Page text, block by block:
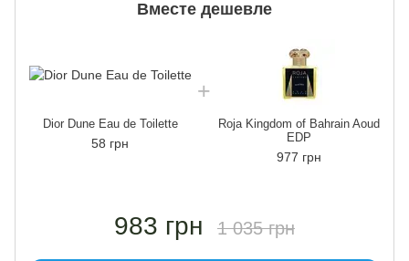
Вместе дешевле
Dior Dune Eau de Toilette
58 грн
Roja Kingdom of Bahrain Aoud
EDP
977 грн
983 грн 1 035 грн